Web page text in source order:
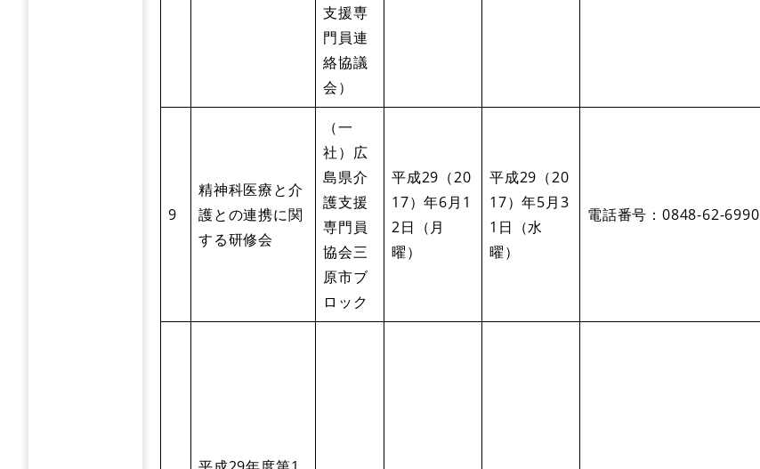
支援専
門員連
絡協議
会）
9
精神科医療と介
護との連携に関
する研修会
（一
社）広
島県介
護支援
専門員
協会三
原市ブ
ロック
平成29（20
17）年6月1
2日（月
曜）
平成29（20
17）年5月3
1日（水
曜）
電話番号：0848-62-6990